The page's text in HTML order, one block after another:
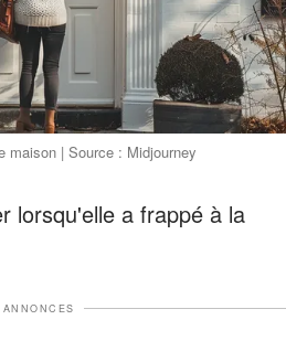
maison | Source : Midjourney
lorsqu'elle a frappé à la
ANNONCES